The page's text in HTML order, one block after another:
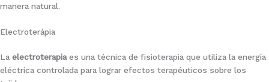
manera natural.
Electroterápia
La electroterapiaes una técnica de fisioterapia que utiliza la energía
eléctrica controlada para lograr efectos terapéuticos sobre los